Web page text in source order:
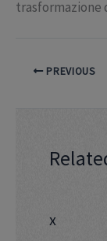
trasformazione
PREVIOUS
x